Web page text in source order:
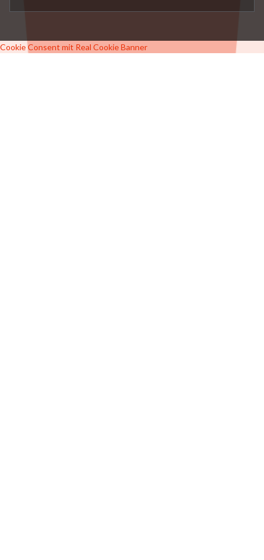
Cookie Consent mit Real Cookie Banner